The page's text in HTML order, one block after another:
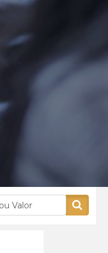
Aluminium Maroc